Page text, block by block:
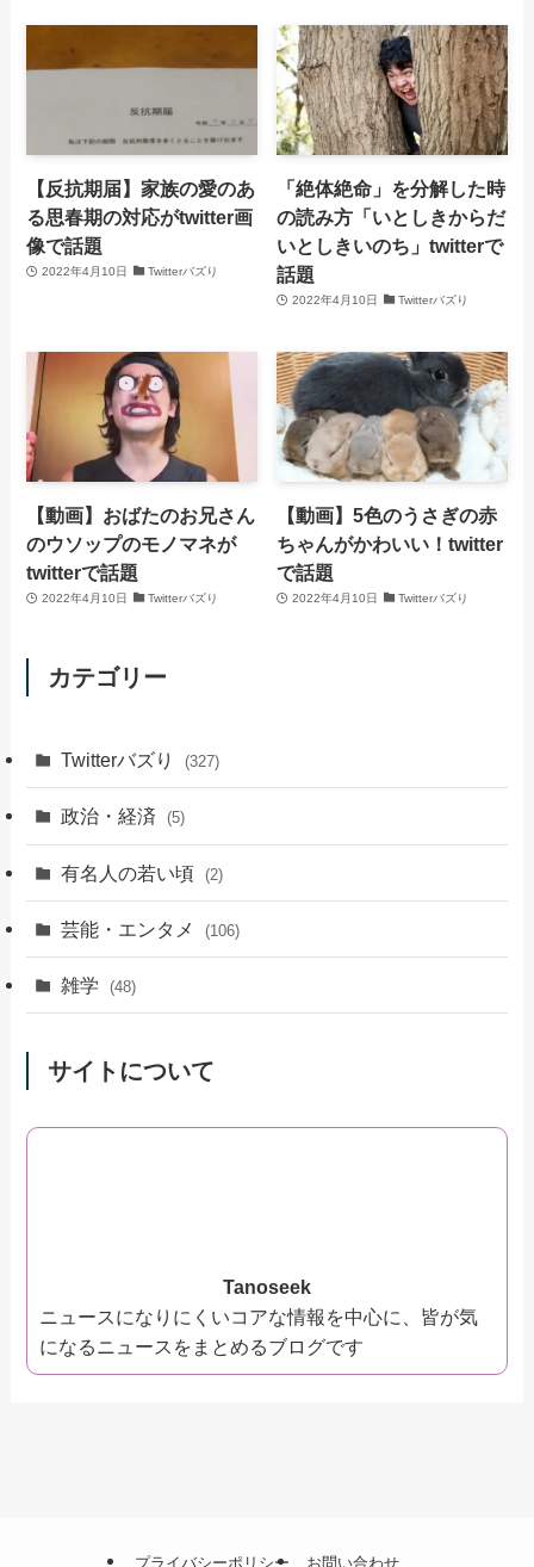
【反抗期届】家族の愛のあ
る思春期の対応がtwitter画
像で話題
2022年4月10日 Twitterバズり
「絶体絶命」を分解した時
の読み方「いとしきからだ
いとしきいのち」twitterで
話題
2022年4月10日 Twitterバズり
【動画】おばたのお兄さん
のウソップのモノマネが
twitterで話題
2022年4月10日 Twitterバズり
【動画】5色のうさぎの赤
ちゃんがかわいい！twitter
で話題
2022年4月10日 Twitterバズり
カテゴリー
Twitterバズり (327)
政治・経済 (5)
有名人の若い頃 (2)
芸能・エンタメ (106)
雑学 (48)
サイトについて
Tanoseek
ニュースになりにくいコアな情報を中心に、皆が気
になるニュースをまとめるブログです
プライバシーポリシー お問い合わせ